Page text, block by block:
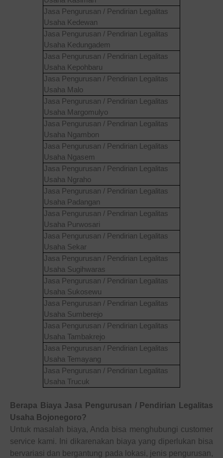
Jasa Pengurusan / Pendirian Legalitas
Usaha Kedewan
Jasa Pengurusan / Pendirian Legalitas
Usaha Kedungadem
Jasa Pengurusan / Pendirian Legalitas
Usaha Kepohbaru
Jasa Pengurusan / Pendirian Legalitas
Usaha Malo
Jasa Pengurusan / Pendirian Legalitas
Usaha Margomulyo
Jasa Pengurusan / Pendirian Legalitas
Usaha Ngambon
Jasa Pengurusan / Pendirian Legalitas
Usaha Ngasem
Jasa Pengurusan / Pendirian Legalitas
Usaha Ngraho
Jasa Pengurusan / Pendirian Legalitas
Usaha Padangan
Jasa Pengurusan / Pendirian Legalitas
Usaha Purwosari
Jasa Pengurusan / Pendirian Legalitas
Usaha Sekar
Jasa Pengurusan / Pendirian Legalitas
Usaha Sugihwaras
Jasa Pengurusan / Pendirian Legalitas
Usaha Sukosewu
Jasa Pengurusan / Pendirian Legalitas
Usaha Sumberejo
Jasa Pengurusan / Pendirian Legalitas
Usaha Tambakrejo
Jasa Pengurusan / Pendirian Legalitas
Usaha Temayang
Jasa Pengurusan / Pendirian Legalitas
Usaha Trucuk
Berapa Biaya Jasa Pengurusan / Pendirian Legalitas
Usaha Bojonegoro?
Untuk masalah biaya, Anda bisa menghubungi customer
service kami. Ini dikarenakan biaya yang diperlukan bisa
bervariasi dan bergantung pada lokasi, jenis pengurusan,